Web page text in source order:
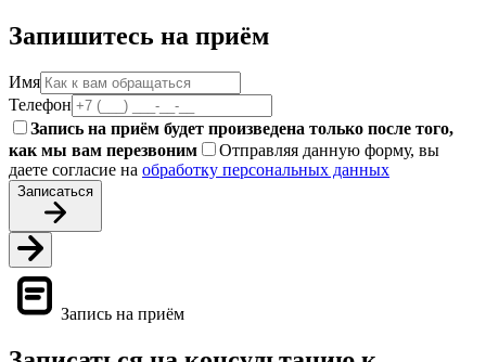
Запишитесь на приём
Имя
Телефон
Запись на приём будет произведена только после того,
как мы вам перезвоним
Отправляя данную форму, вы
даете согласие на обработку персональных данных
Записаться
Запись на приём